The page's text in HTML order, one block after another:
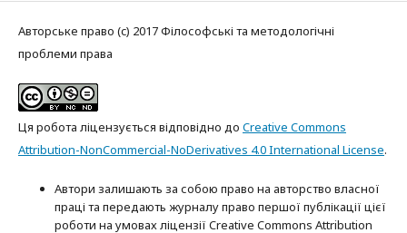
Авторське право (c) 2017 Філософські та методологічні
проблеми права
Ця робота ліцензується відповідно до Creative Commons
Attribution-NonCommercial-NoDerivatives 4.0 International License.
Автори залишають за собою право на авторство власної
праці та передають журналу право першої публікації цієї
роботи на умовах ліцензії Creative Commons Attribution